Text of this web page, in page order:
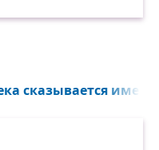
сказывается